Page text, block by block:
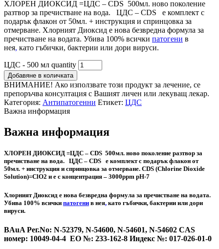
ХЛОРЕН ДИОКСИД =ЦДС – CDS 500мл. ново поколение
разтвор за пречистване на вода. ЦДС – CDS е комплект с
подарък флакон от 50мл. + инструкция и спринцовка за
отмерване. Хлорният Диоксид е нова безвредна формула за
пречистване на водата. Убива 100% всички патогени в
нея, като гъбички, бактерии или дори вируси.
ЦДС - 500 мл quantity
Добавяне в количката
ВНИМАНИЕ! Ако използвате този продукт за лечение, се
препоръчва консултация с Вашият личен или лекуващ лекар.
Категория: Антипатогенни Етикет: ЦДС
Важна информация
Важна информация
ХЛОРЕН ДИОКСИД =ЦДС – CDS 500мл. ново поколение разтвор за
пречистване на вода. ЦДС – CDS е комплект с подарък флакон от
50мл. + инструкция и спринцовка за отмерване. CDS (Chlorine Dioxide
Solution)=ClO2 и е с концентрация – 3000ppm pH-7
Хлорният Диоксид е нова безвредна формула за пречистване на водата.
Убива 100% всички патогени в нея, като гъбички, бактерии или дори
вируси.
BAuA Рег.No: N-52379, N-54600, N-54601, N-54602 CAS
номер: 10049-04-4 ЕО №: 233-162-8 Индекс №: 017-026-01-0